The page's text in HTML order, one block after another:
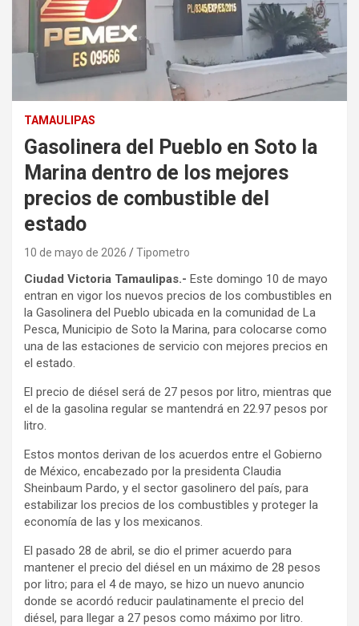
TAMAULIPAS
Gasolinera del Pueblo en Soto la
Marina dentro de los mejores
precios de combustible del
estado
10 de mayo de 2026 Tipometro
Ciudad Victoria Tamaulipas.- Este domingo 10 de mayo
entran en vigor los nuevos precios de los combustibles en
la Gasolinera del Pueblo ubicada en la comunidad de La
Pesca, Municipio de Soto la Marina, para colocarse como
una de las estaciones de servicio con mejores precios en
el estado.
El precio de diésel será de 27 pesos por litro, mientras que
el de la gasolina regular se mantendrá en 22.97 pesos por
litro.
Estos montos derivan de los acuerdos entre el Gobierno
de México, encabezado por la presidenta Claudia
Sheinbaum Pardo, y el sector gasolinero del país, para
estabilizar los precios de los combustibles y proteger la
economía de las y los mexicanos.
El pasado 28 de abril, se dio el primer acuerdo para
mantener el precio del diésel en un máximo de 28 pesos
por litro; para el 4 de mayo, se hizo un nuevo anuncio
donde se acordó reducir paulatinamente el precio del
diésel, para llegar a 27 pesos como máximo por litro.